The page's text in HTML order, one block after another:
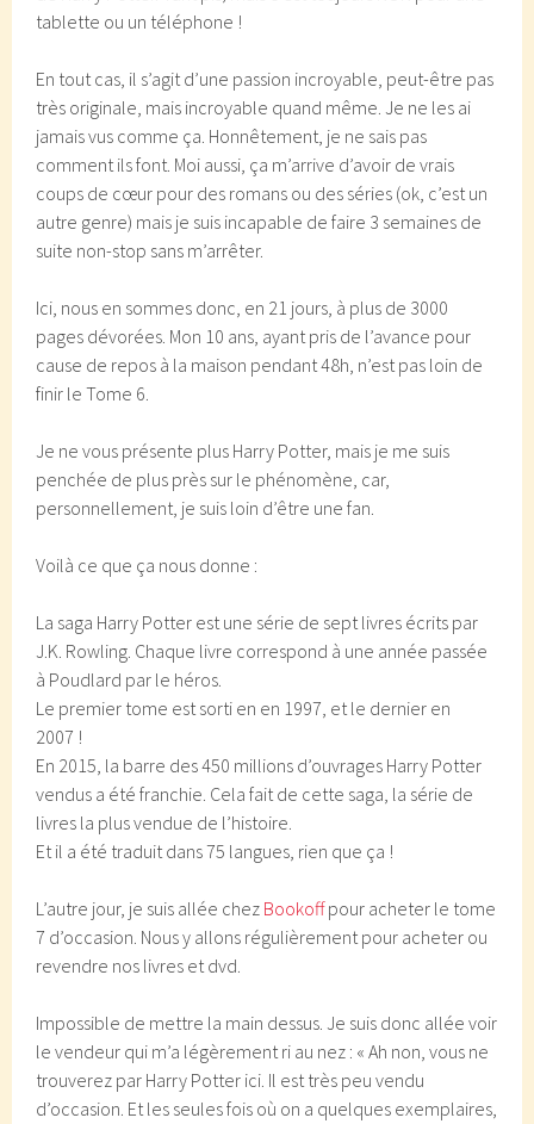
tablette ou un téléphone !
En tout cas, il s’agit d’une passion incroyable, peut-être pas
très originale, mais incroyable quand même. Je ne les ai
jamais vus comme ça. Honnêtement, je ne sais pas
comment ils font. Moi aussi, ça m’arrive d’avoir de vrais
coups de cœur pour des romans ou des séries (ok, c’est un
autre genre) mais je suis incapable de faire 3 semaines de
suite non-stop sans m’arrêter.
Ici, nous en sommes donc, en 21 jours, à plus de 3000
pages dévorées. Mon 10 ans, ayant pris de l’avance pour
cause de repos à la maison pendant 48h, n’est pas loin de
finir le Tome 6.
Je ne vous présente plus Harry Potter, mais je me suis
penchée de plus près sur le phénomène, car,
personnellement, je suis loin d’être une fan.
Voilà ce que ça nous donne :
La saga Harry Potter est une série de sept livres écrits par
J.K. Rowling. Chaque livre correspond à une année passée
à Poudlard par le héros.
Le premier tome est sorti en en 1997, et le dernier en
2007 !
En 2015, la barre des 450 millions d’ouvrages Harry Potter
vendus a été franchie. Cela fait de cette saga, la série de
livres la plus vendue de l’histoire.
Et il a été traduit dans 75 langues, rien que ça !
L’autre jour, je suis allée chez Bookoffpour acheter le tome
7 d’occasion. Nous y allons régulièrement pour acheter ou
revendre nos livres et dvd.
Impossible de mettre la main dessus. Je suis donc allée voir
le vendeur qui m’a légèrement ri au nez : « Ah non, vous ne
trouverez par Harry Potter ici. Il est très peu vendu
d’occasion. Et les seules fois où on a quelques exemplaires,